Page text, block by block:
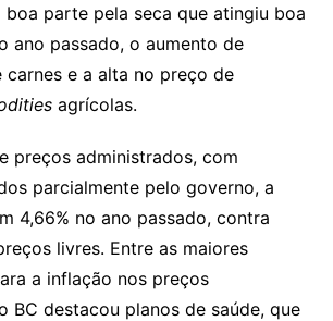
boa parte pela seca que atingiu boa
ano passado, o aumento de
e a alta no preço de
agrícolas.
preços administrados, com
parcialmente pelo governo, a
4,66% no ano passado, contra
livres. Entre as maiores
a inflação nos preços
BC destacou planos de saúde, que